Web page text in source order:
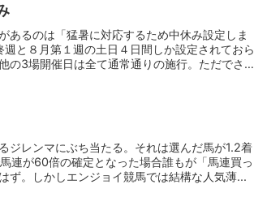
あるのは「猛暑に対応するため中休み設定しま
と８月第１週の土日４日間しか設定されておら
の3場開催日は全て通常通りの施行。ただでさえ
ジレンマにぶち当たる。それは選んだ馬が1.2着
連が60倍の確定となった場合誰もが「馬連買っ
ず。しかしエンジョイ競馬では結構な人気薄...